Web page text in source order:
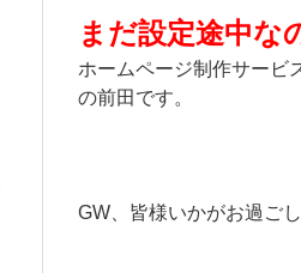
まだ設定途中な
ホームページ制作サービ
の前田です。
GW、皆様いかがお過ご